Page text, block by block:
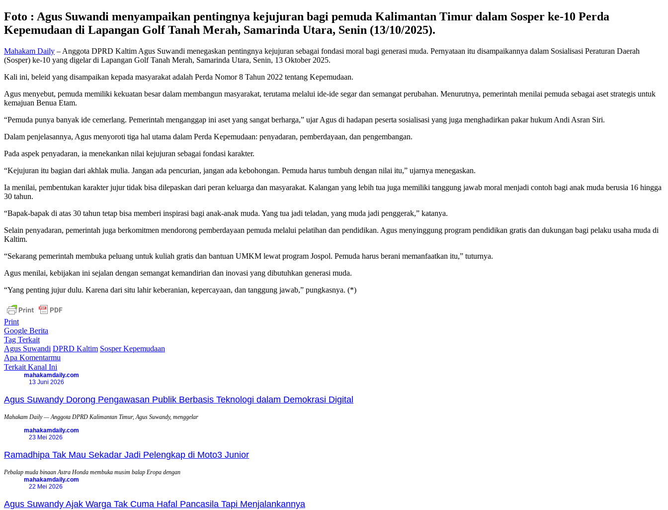
Foto : Agus Suwandi menyampaikan pentingnya kejujuran bagi pemuda Kalimantan Timur dalam Sosper ke-10 Perda
Kepemudaan di Lapangan Golf Tanah Merah, Samarinda Utara, Senin (13/10/2025).
Mahakam Daily – Anggota DPRD Kaltim Agus Suwandi menegaskan pentingnya kejujuran sebagai fondasi moral bagi generasi muda. Pernyataan itu disampaikannya dalam Sosialisasi Peraturan Daerah
(Sosper) ke-10 yang digelar di Lapangan Golf Tanah Merah, Samarinda Utara, Senin, 13 Oktober 2025.
Kali ini, beleid yang disampaikan kepada masyarakat adalah Perda Nomor 8 Tahun 2022 tentang Kepemudaan.
Agus menyebut, pemuda memiliki kekuatan besar dalam membangun masyarakat, terutama melalui ide-ide segar dan semangat perubahan. Menurutnya, pemerintah menilai pemuda sebagai aset strategis untuk
kemajuan Benua Etam.
“Pemuda punya banyak ide cemerlang. Pemerintah menganggap ini aset yang sangat berharga,” ujar Agus di hadapan peserta sosialisasi yang juga menghadirkan pakar hukum Andi Asran Siri.
Dalam penjelasannya, Agus menyoroti tiga hal utama dalam Perda Kepemudaan: penyadaran, pemberdayaan, dan pengembangan.
Pada aspek penyadaran, ia menekankan nilai kejujuran sebagai fondasi karakter.
“Kejujuran itu bagian dari akhlak mulia. Jangan ada pencurian, jangan ada kebohongan. Pemuda harus tumbuh dengan nilai itu,” ujarnya menegaskan.
Ia menilai, pembentukan karakter jujur tidak bisa dilepaskan dari peran keluarga dan masyarakat. Kalangan yang lebih tua juga memiliki tanggung jawab moral menjadi contoh bagi anak muda berusia 16 hingga
30 tahun.
“Bapak-bapak di atas 30 tahun tetap bisa memberi inspirasi bagi anak-anak muda. Yang tua jadi teladan, yang muda jadi penggerak,” katanya.
Selain penyadaran, pemerintah juga berkomitmen mendorong pemberdayaan pemuda melalui pelatihan dan pendidikan. Agus menyinggung program pendidikan gratis dan dukungan bagi pelaku usaha muda di
Kaltim.
“Sekarang pemerintah membuka peluang untuk kuliah gratis dan bantuan UMKM lewat program Jospol. Pemuda harus berani memanfaatkan itu,” tuturnya.
Agus menilai, kebijakan ini sejalan dengan semangat kemandirian dan inovasi yang dibutuhkan generasi muda.
“Yang penting jujur dulu. Karena dari situ lahir keberanian, kepercayaan, dan tanggung jawab,” pungkasnya. (*)
Print
Google Berita
Tag Terkait
Agus Suwandi DPRD Kaltim Sosper Kepemudaan
Apa Komentarmu
Terkait Kanal Ini
mahakamdaily.com
13 Juni 2026
Agus Suwandy Dorong Pengawasan Publik Berbasis Teknologi dalam Demokrasi Digital
Mahakam Daily — Anggota DPRD Kalimantan Timur, Agus Suwandy, menggelar
mahakamdaily.com
23 Mei 2026
Ramadhipa Tak Mau Sekadar Jadi Pelengkap di Moto3 Junior
Pebalap muda binaan Astra Honda membuka musim balap Eropa dengan
mahakamdaily.com
22 Mei 2026
Agus Suwandy Ajak Warga Tak Cuma Hafal Pancasila Tapi Menjalankannya